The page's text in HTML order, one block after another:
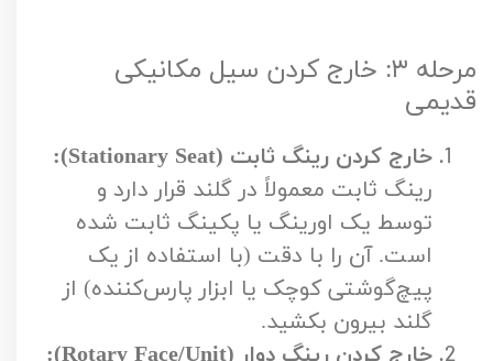
مرحله ۳: خارج کردن سیل مکانیکی
قدیمی
خارج کردن رینگ ثابت (Stationary Seat):
رینگ ثابت معمولاً در گلند قرار دارد و
توسط یک اورینگ یا پکینگ ثابت شده
است. آن را با دقت (با استفاده از یک
پیچ‌گوشتی کوچک یا ابزار پارس‌کننده) از
گلند بیرون بکشید.